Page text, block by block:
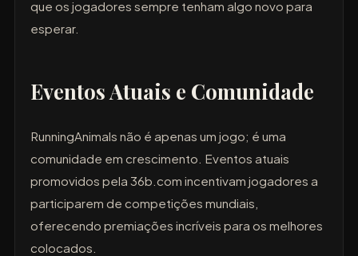
que os jogadores sempre tenham algo novo para
esperar.
Eventos Atuais e Comunidade
RunningAnimals não é apenas um jogo; é uma
comunidade em crescimento. Eventos atuais
promovidos pela 36b.com incentivam jogadores a
participarem de competições mundiais,
oferecendo premiações incríveis para os melhores
colocados.